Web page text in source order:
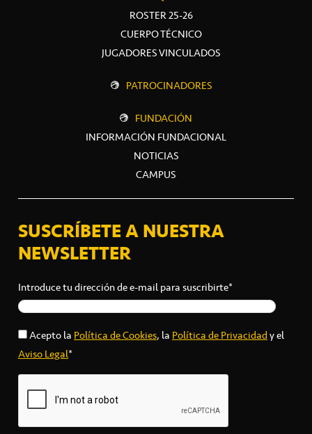
ROSTER 25-26
CUERPO TÉCNICO
JUGADORES VINCULADOS
PATROCINADORES
FUNDACIÓN
INFORMACIÓN FUNDACIONAL
NOTICIAS
CAMPUS
SUSCRÍBETE A NUESTRA
NEWSLETTER
Introduce tu dirección de e-mail para suscribirte*
Acepto laPolítica de Cookies, laPolítica de Privacidady el
Aviso Legal*